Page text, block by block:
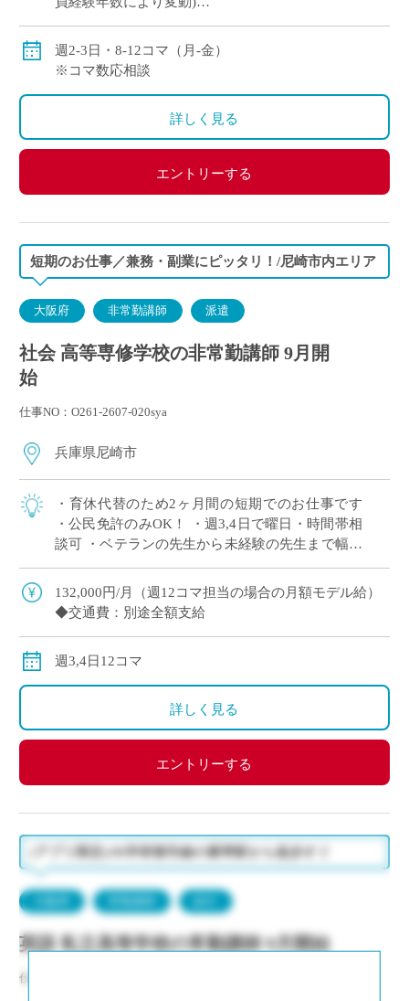
156,000円/月～ (週12コマ担当の場合のモデル給与・教
員経験年数により変動)
週2-3日・8-12コマ（月-金）
※コマ数応相談
詳しく見る
エントリーする
短期のお仕事／兼務・副業にピッタリ！/尼崎市内エリア
大阪府 非常勤講師 派遣
社会 高等専修学校の非常勤講師 9月開
始
仕事NO：O261-2607-020sya
兵庫県尼崎市
・育休代替のため2ヶ月間の短期でのお仕事です
・公民免許のみOK！ ・週3,4日で曜日・時間帯相
談可 ・ベテランの先生から未経験の先生まで幅広
くご応募ください！
132,000円/月（週12コマ担当の場合の月額モデル給）
◆交通費：別途全額支給
週3,4日12コマ
詳しく見る
エントリーする
(アプリ限定)JR学研都市線の最寄駅から徒歩すぐ
英語 私立高等学校の常勤講師 9月開始
仕事NO：非公開